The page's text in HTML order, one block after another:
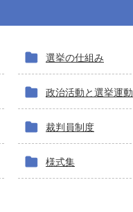
選挙の仕組み
政治活動と選挙運動
裁判員制度
様式集